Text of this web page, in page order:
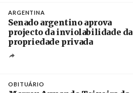
ARGENTINA
Senado argentino aprova
projecto da inviolabilidade da
propriedade privada
OBITUÁRIO